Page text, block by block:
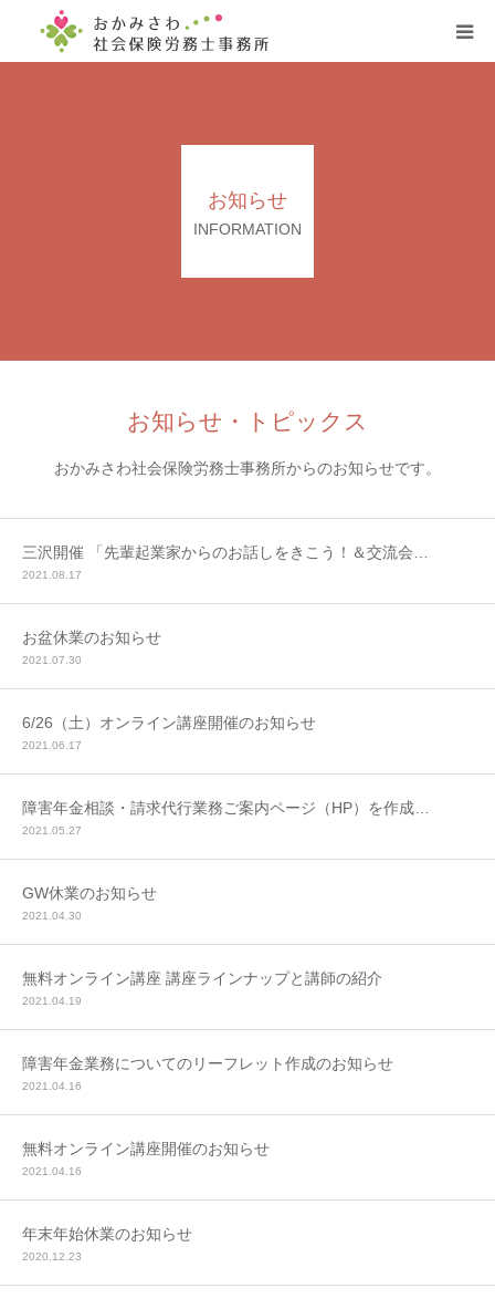
お知らせ
INFORMATION
お知らせ・トピックス
おかみさわ社会保険労務士事務所からのお知らせです。
三沢開催 「先輩起業家からのお話しをきこう！＆交流会…
2021.08.17
お盆休業のお知らせ
2021.07.30
6/26（土）オンライン講座開催のお知らせ
2021.06.17
障害年金相談・請求代行業務ご案内ページ（HP）を作成…
2021.05.27
GW休業のお知らせ
2021.04.30
無料オンライン講座 講座ラインナップと講師の紹介
2021.04.19
障害年金業務についてのリーフレット作成のお知らせ
2021.04.16
無料オンライン講座開催のお知らせ
2021.04.16
年末年始休業のお知らせ
2020.12.23
お問い合わせ